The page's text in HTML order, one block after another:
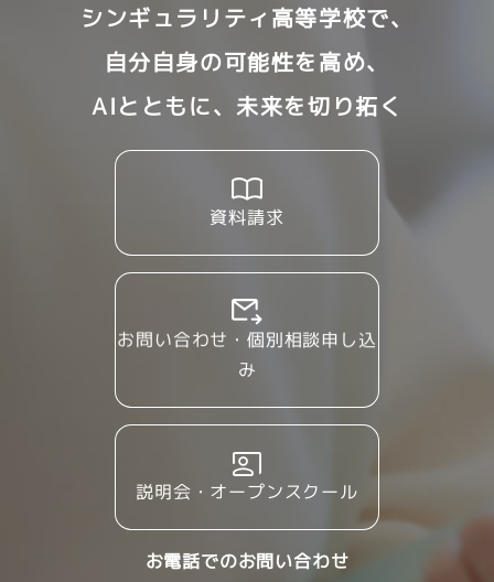
シンギュラリティ高等学校で、
自分自身の可能性を高め、
AIとともに、未来を切り拓く
資料請求
お問い合わせ・個別相談申し込
み
説明会・オープンスクール
お電話でのお問い合わせ